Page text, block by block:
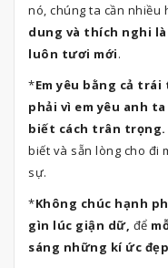
nó, chúng ta cần nhiều
dung và thích nghi
luôn tươi mới.
*Em yêu bằng cả
phải vì em yêu anh
biết cách trân trọng.
biết và sẵn lòng cho đi
sự.
*Không chúc hạnh
gìn lúc giận dữ, để
sáng những kí ức